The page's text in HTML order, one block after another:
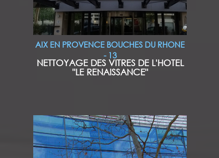
AIX EN PROVENCE BOUCHES DU RHONE
- 13
NETTOYAGE DES VITRES DE L'HOTEL
"LE RENAISSANCE"